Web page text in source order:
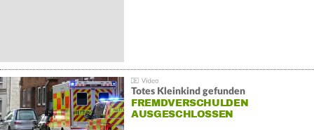
Totes Kleinkind gefunden
FREMDVERSCHULDEN
AUSGESCHLOSSEN